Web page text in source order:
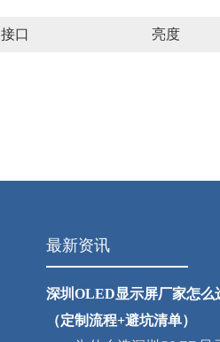
接口 亮度
最新资讯
深圳OLED显示屏厂家怎么
（定制流程+避坑清单）